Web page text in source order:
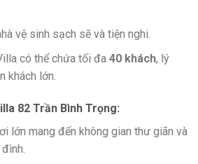
vệ sinh sạch sẽ và tiện nghi.
có thể chứa tối đa 40 khách, lý
khách lớn.
82 Trần Bình Trọng:
lớn mang đến không gian thư giãn và